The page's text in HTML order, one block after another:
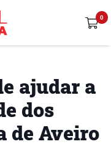
ajudar a
dos
de Aveiro